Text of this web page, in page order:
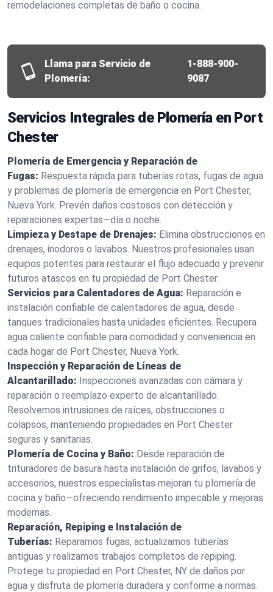
remodelaciones completas de baño o cocina.
Llama para Servicio de
Plomería:
1-888-900-
9087
Servicios Integrales de Plomería en Port
Chester
Plomería de Emergencia y Reparación de
Fugas: Respuesta rápida para tuberías rotas, fugas de agua
y problemas de plomería de emergencia en Port Chester,
Nueva York. Prevén daños costosos con detección y
reparaciones expertas—día o noche.
Limpieza y Destape de Drenajes: Elimina obstrucciones en
drenajes, inodoros o lavabos. Nuestros profesionales usan
equipos potentes para restaurar el flujo adecuado y prevenir
futuros atascos en tu propiedad de Port Chester.
Servicios para Calentadores de Agua: Reparación e
instalación confiable de calentadores de agua, desde
tanques tradicionales hasta unidades eficientes. Recupera
agua caliente confiable para comodidad y conveniencia en
cada hogar de Port Chester, Nueva York.
Inspección y Reparación de Líneas de
Alcantarillado: Inspecciones avanzadas con cámara y
reparación o reemplazo experto de alcantarillado.
Resolvemos intrusiones de raíces, obstrucciones o
colapsos, manteniendo propiedades en Port Chester
seguras y sanitarias.
Plomería de Cocina y Baño: Desde reparación de
trituradores de basura hasta instalación de grifos, lavabos y
accesorios, nuestros especialistas mejoran tu plomería de
cocina y baño—ofreciendo rendimiento impecable y mejoras
modernas.
Reparación, Repiping e Instalación de
Tuberías: Reparamos fugas, actualizamos tuberías
antiguas y realizamos trabajos completos de repiping.
Protege tu propiedad en Port Chester, NY de daños por
agua y disfruta de plomería duradera y conforme a normas.